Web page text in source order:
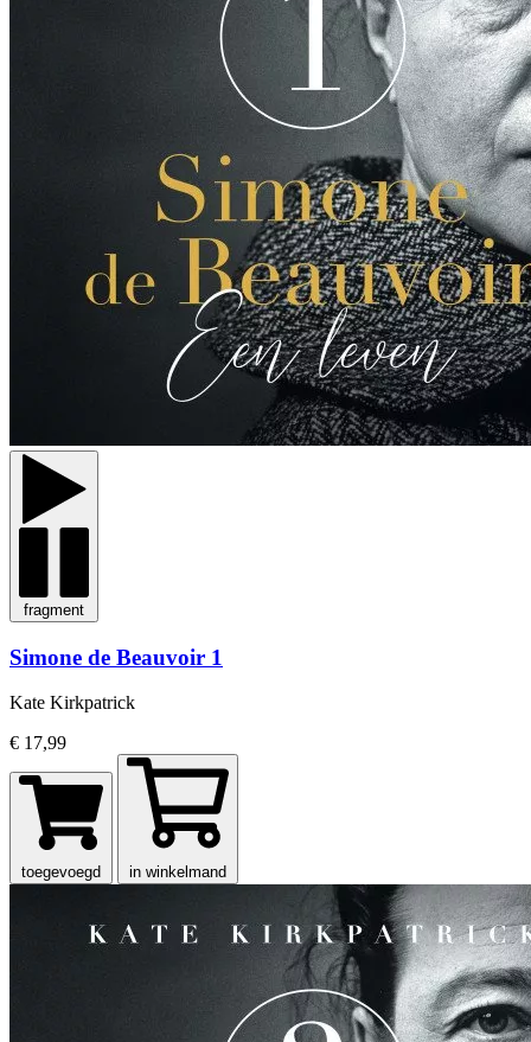
fragment
Simone de Beauvoir 1
Kate Kirkpatrick
€ 17,99
toegevoegd in winkelmand